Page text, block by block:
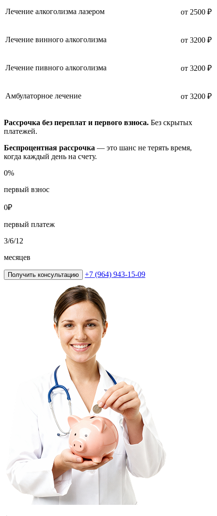
Лечение алкоголизма лазером от 2500 ₽
Лечение винного алкоголизма от 3200 ₽
Лечение пивного алкоголизма от 3200 ₽
Амбулаторное лечение от 3200 ₽
Рассрочка без переплат и первого взноса. Без скрытых
платежей.
Беспроцентная рассрочка — это шанс не терять время,
когда каждый день на счету.
0%
первый взнос
0₽
первый платеж
3/6/12
месяцев
Получить консультацию +7 (964) 943-15-09